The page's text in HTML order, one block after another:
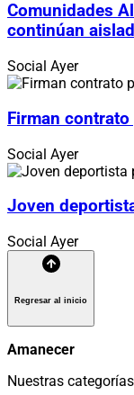
Comunidades
continúan
Social Ayer
Firman
Social Ayer
Joven
Social Ayer
Regresar al inicio
Amanecer
Nuestras categorías